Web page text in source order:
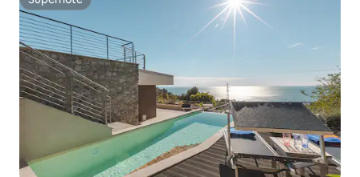
Superhôte